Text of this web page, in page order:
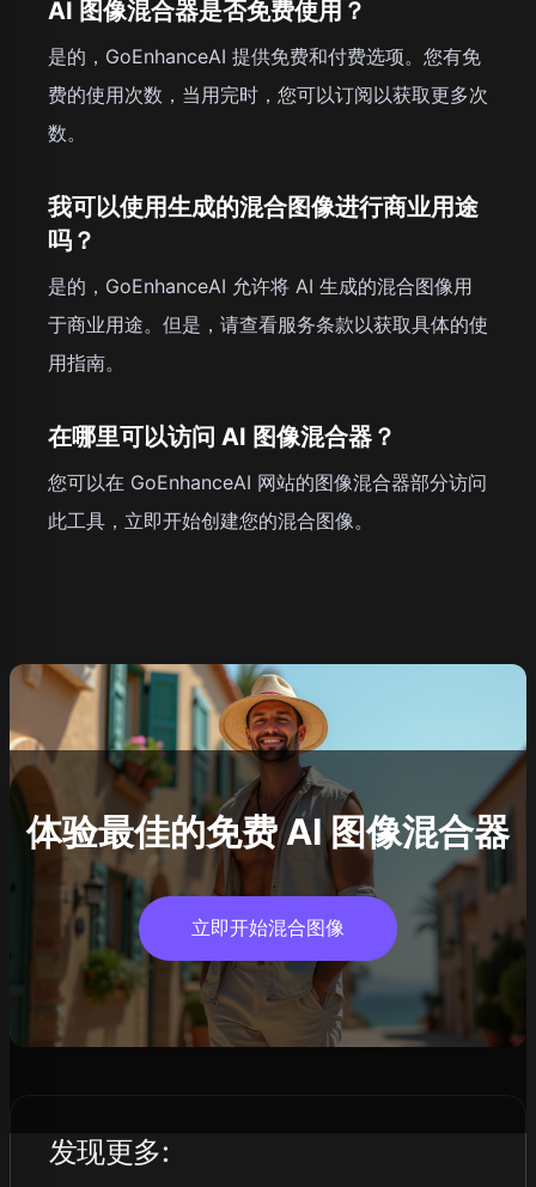
AI 图像混合器是否免费使用？
是的，GoEnhanceAI 提供免费和付费选项。您有免
费的使用次数，当用完时，您可以订阅以获取更多次
数。
我可以使用生成的混合图像进行商业用途
吗？
是的，GoEnhanceAI 允许将 AI 生成的混合图像用
于商业用途。但是，请查看服务条款以获取具体的使
用指南。
在哪里可以访问 AI 图像混合器？
您可以在 GoEnhanceAI 网站的图像混合器部分访问
此工具，立即开始创建您的混合图像。
体验最佳的免费 AI 图像混合器
立即开始混合图像
发现更多: